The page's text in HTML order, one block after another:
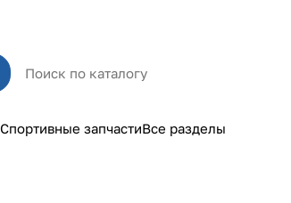
Спортивные запчастиВсе разделы